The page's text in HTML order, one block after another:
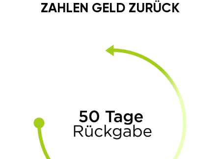
ZAHLEN GELD ZURÜCK